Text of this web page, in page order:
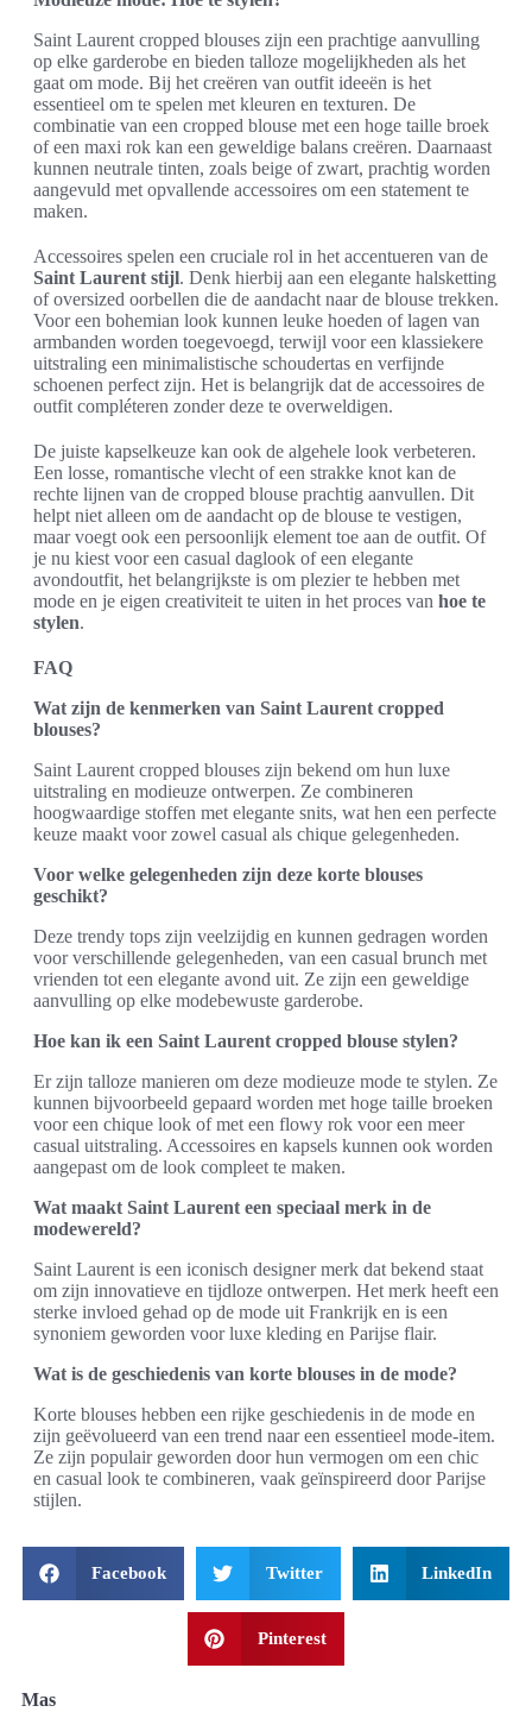
Saint Laurent cropped blouses zijn een prachtige aanvulling
op elke garderobe en bieden talloze mogelijkheden als het
gaat om mode. Bij het creëren van outfit ideeën is het
essentieel om te spelen met kleuren en texturen. De
combinatie van een cropped blouse met een hoge taille broek
of een maxi rok kan een geweldige balans creëren. Daarnaast
kunnen neutrale tinten, zoals beige of zwart, prachtig worden
aangevuld met opvallende accessoires om een statement te
maken.
Accessoires spelen een cruciale rol in het accentueren van de
Saint Laurent stijl. Denk hierbij aan een elegante halsketting
of oversized oorbellen die de aandacht naar de blouse trekken.
Voor een bohemian look kunnen leuke hoeden of lagen van
armbanden worden toegevoegd, terwijl voor een klassiekere
uitstraling een minimalistische schoudertas en verfijnde
schoenen perfect zijn. Het is belangrijk dat de accessoires de
outfit compléteren zonder deze te overweldigen.
De juiste kapselkeuze kan ook de algehele look verbeteren.
Een losse, romantische vlecht of een strakke knot kan de
rechte lijnen van de cropped blouse prachtig aanvullen. Dit
helpt niet alleen om de aandacht op de blouse te vestigen,
maar voegt ook een persoonlijk element toe aan de outfit. Of
je nu kiest voor een casual daglook of een elegante
avondoutfit, het belangrijkste is om plezier te hebben met
mode en je eigen creativiteit te uiten in het proces van hoe te
stylen.
FAQ
Wat zijn de kenmerken van Saint Laurent cropped
blouses?
Saint Laurent cropped blouses zijn bekend om hun luxe
uitstraling en modieuze ontwerpen. Ze combineren
hoogwaardige stoffen met elegante snits, wat hen een perfecte
keuze maakt voor zowel casual als chique gelegenheden.
Voor welke gelegenheden zijn deze korte blouses
geschikt?
Deze trendy tops zijn veelzijdig en kunnen gedragen worden
voor verschillende gelegenheden, van een casual brunch met
vrienden tot een elegante avond uit. Ze zijn een geweldige
aanvulling op elke modebewuste garderobe.
Hoe kan ik een Saint Laurent cropped blouse stylen?
Er zijn talloze manieren om deze modieuze mode te stylen. Ze
kunnen bijvoorbeeld gepaard worden met hoge taille broeken
voor een chique look of met een flowy rok voor een meer
casual uitstraling. Accessoires en kapsels kunnen ook worden
aangepast om de look compleet te maken.
Wat maakt Saint Laurent een speciaal merk in de
modewereld?
Saint Laurent is een iconisch designer merk dat bekend staat
om zijn innovatieve en tijdloze ontwerpen. Het merk heeft een
sterke invloed gehad op de mode uit Frankrijk en is een
synoniem geworden voor luxe kleding en Parijse flair.
Wat is de geschiedenis van korte blouses in de mode?
Korte blouses hebben een rijke geschiedenis in de mode en
zijn geëvolueerd van een trend naar een essentieel mode-item.
Ze zijn populair geworden door hun vermogen om een chic
en casual look te combineren, vaak geïnspireerd door Parijse
stijlen.
Facebook Twitter LinkedIn
Pinterest
Mas